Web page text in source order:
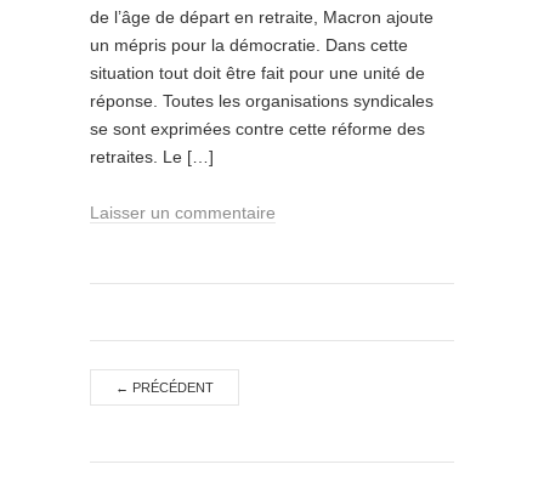
de l’âge de départ en retraite, Macron ajoute
un mépris pour la démocratie. Dans cette
situation tout doit être fait pour une unité de
réponse. Toutes les organisations syndicales
se sont exprimées contre cette réforme des
retraites. Le […]
Laisser un commentaire
← PRÉCÉDENT